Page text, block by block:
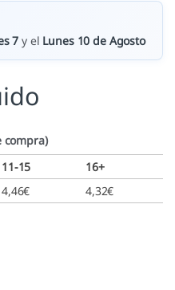
7 y el Lunes 10 de Agosto
compra)
11-15
16+
4,46€ 4,32€